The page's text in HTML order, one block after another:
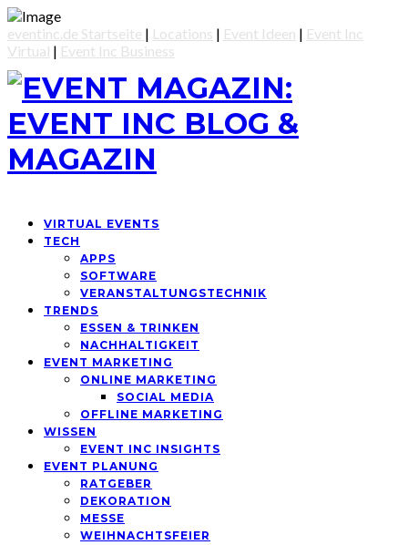
eventinc.de Startseite | Locations | Event Ideen | Event Inc
Virtual | Event Inc Business
VIRTUAL EVENTS
TECH
APPS
SOFTWARE
VERANSTALTUNGSTECHNIK
TRENDS
ESSEN & TRINKEN
NACHHALTIGKEIT
EVENT MARKETING
ONLINE MARKETING
SOCIAL MEDIA
OFFLINE MARKETING
WISSEN
EVENT INC INSIGHTS
EVENT PLANUNG
RATGEBER
DEKORATION
MESSE
WEIHNACHTSFEIER